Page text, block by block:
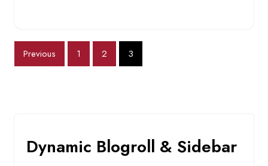
Posts
Previous 1 2 3
Dynamic Blogroll & Sidebar